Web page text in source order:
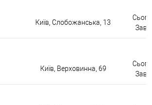
Київ, Слобожанська, 13
Київ, Верховинна, 69